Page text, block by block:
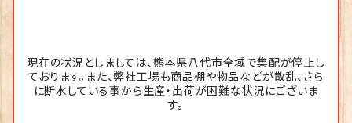
現在の状況としましては、熊本県八代市全域で集配が停止し
ております。また、弊社工場も商品棚や物品などが散乱、さら
に断水している事から生産・出荷が困難な状況にございま
す。